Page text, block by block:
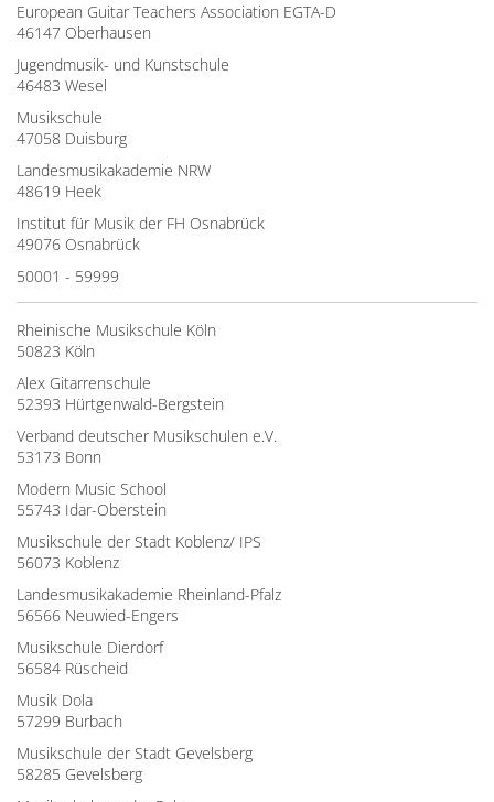
European Guitar Teachers Association EGTA-D
46147 Oberhausen
Jugendmusik- und Kunstschule
46483 Wesel
Musikschule
47058 Duisburg
Landesmusikakademie NRW
48619 Heek
Institut für Musik der FH Osnabrück
49076 Osnabrück
50001 - 59999
Rheinische Musikschule Köln
50823 Köln
Alex Gitarrenschule
52393 Hürtgenwald-Bergstein
Verband deutscher Musikschulen e.V.
53173 Bonn
Modern Music School
55743 Idar-Oberstein
Musikschule der Stadt Koblenz/ IPS
56073 Koblenz
Landesmusikakademie Rheinland-Pfalz
56566 Neuwied-Engers
Musikschule Dierdorf
56584 Rüscheid
Musik Dola
57299 Burbach
Musikschule der Stadt Gevelsberg
58285 Gevelsberg